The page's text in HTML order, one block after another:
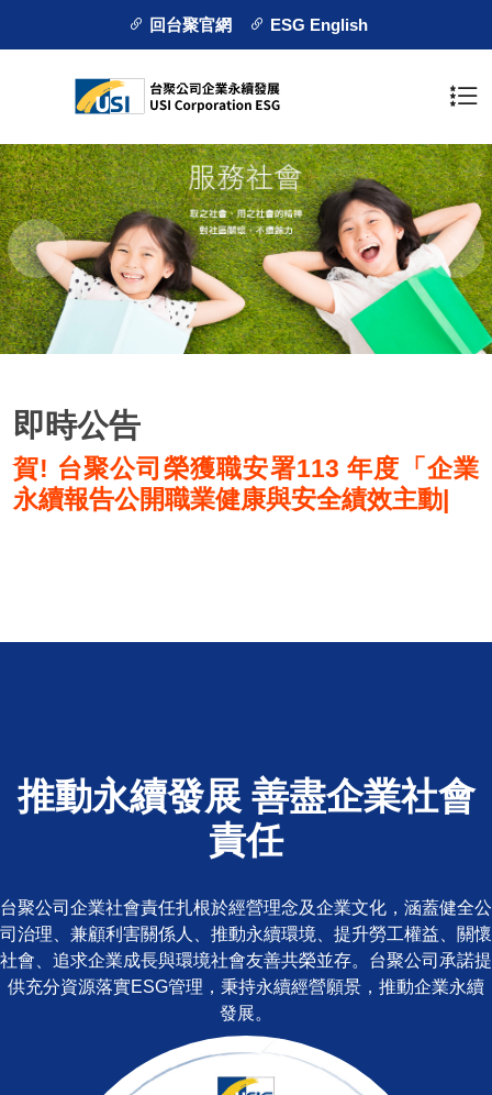
回台聚官網 ESG English
即時公告
賀! 台聚公司榮獲職安署113 年度「企業
永續報告公開職業健康與安全績效主動評
推動永續發展 善盡企業社會
責任
台聚公司企業社會責任扎根於經營理念及企業文化，涵蓋健全公
司治理、兼顧利害關係人、推動永續環境、提升勞工權益、關懷
社會、追求企業成長與環境社會友善共榮並存。台聚公司承諾提
供充分資源落實ESG管理，秉持永續經營願景，推動企業永續
發展。